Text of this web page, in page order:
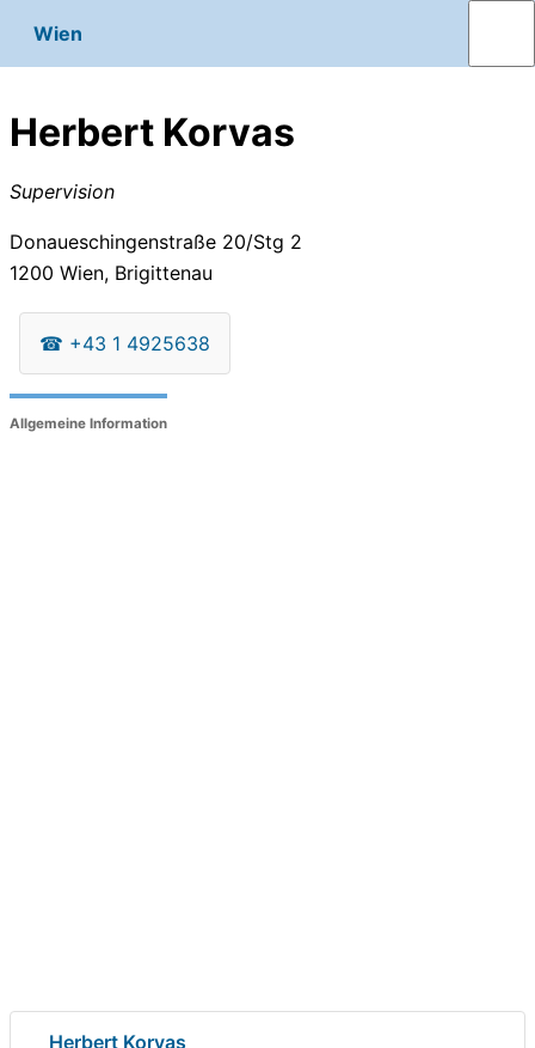
Wien
Herbert Korvas
Supervision
Donaueschingenstraße 20/Stg 2
1200 Wien, Brigittenau
☎ +43 1 4925638
Allgemeine Information
Herbert Korvas